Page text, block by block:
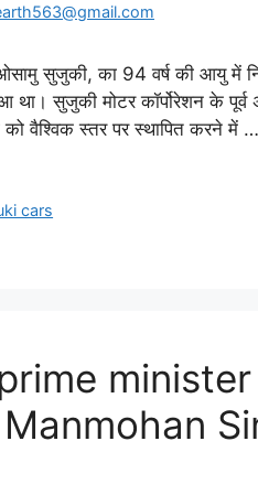
ओसामु सुजुकी, का 94 वर्ष की आयु में
था। सुजुकी मोटर कॉर्पोरेशन के
को वैश्विक स्तर पर स्थापित करने में …
cars